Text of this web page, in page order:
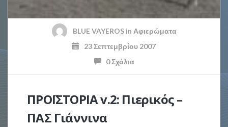
BLUE VAYEROSin Αφιερώματα
23 Σεπτεμβρίου 2007
0 Σχόλια
ΠΡΟΪΣΤΟΡΙΑ v.2: Πιερικός –
ΠΑΣ Γιάννινα